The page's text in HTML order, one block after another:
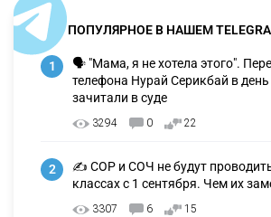
ПОПУЛЯРНОЕ В НАШЕМ
1
🗣 "Мама, я не хотела этого".
телефона Нурай Серикбай в
зачитали в суде
3294 0 22
2
✍️ СОР и СОЧ не будут
классах с 1 сентября. Чем их
3307 6 15